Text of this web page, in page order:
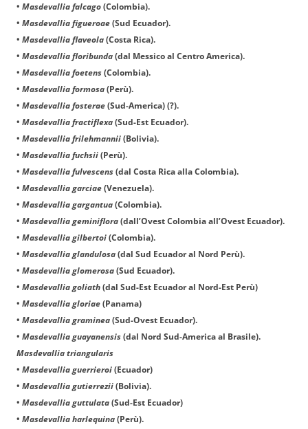
• Masdevallia falcago (Colombia).
• Masdevallia figueroae (Sud Ecuador).
• Masdevallia flaveola (Costa Rica).
• Masdevallia floribunda (dal Messico al Centro America).
• Masdevallia foetens (Colombia).
• Masdevallia formosa (Perù).
• Masdevallia fosterae (Sud-America) (?).
• Masdevallia fractiflexa (Sud-Est Ecuador).
• Masdevallia frilehmannii (Bolivia).
• Masdevallia fuchsii (Perù).
• Masdevallia fulvescens (dal Costa Rica alla Colombia).
• Masdevallia garciae (Venezuela).
• Masdevallia gargantua (Colombia).
• Masdevallia geminiflora (dall’Ovest Colombia all’Ovest Ecuador).
• Masdevallia gilbertoi (Colombia).
• Masdevallia glandulosa (dal Sud Ecuador al Nord Perù).
• Masdevallia glomerosa (Sud Ecuador).
• Masdevallia goliath (dal Sud-Est Ecuador al Nord-Est Perù)
• Masdevallia gloriae (Panama)
• Masdevallia graminea (Sud-Ovest Ecuador).
• Masdevallia guayanensis (dal Nord Sud-America al Brasile).
Masdevallia triangularis
• Masdevallia guerrieroi (Ecuador)
• Masdevallia gutierrezii (Bolivia).
• Masdevallia guttulata (Sud-Est Ecuador)
• Masdevallia harlequina (Perù).